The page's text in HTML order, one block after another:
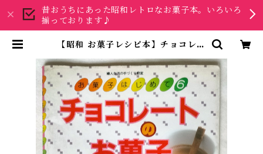
昔おうちにあった昭和レトロなお菓子本。いろいろ
揃っております♪
【昭和 お菓子レシピ本】チョコレー
な雑貨と本屋